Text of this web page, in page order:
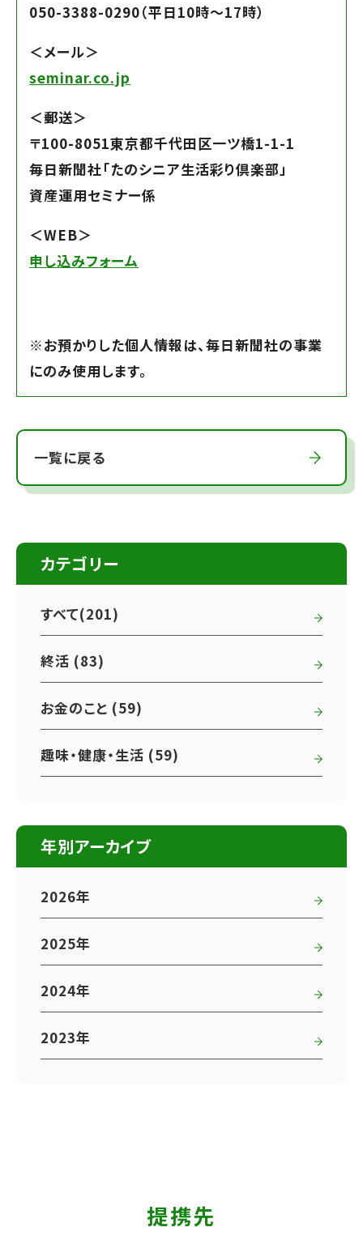
050-3388-0290（平日10時〜17時）
＜メール＞
seminar.co.jp
＜郵送＞
〒100-8051東京都千代田区一ツ橋1-1-1
毎日新聞社「たのシニア生活彩り倶楽部」
資産運用セミナー係
＜WEB＞
申し込みフォーム
※お預かりした個人情報は、毎日新聞社の事業
にのみ使用します。
一覧に戻る
カテゴリー
すべて(201)
終活 (83)
お金のこと (59)
趣味・健康・生活 (59)
年別アーカイブ
2026年
2025年
2024年
2023年
提携先